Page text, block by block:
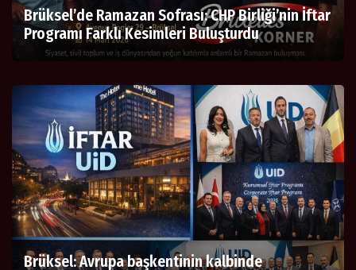
Brüksel’de Ramazan Sofrası: CHP Birliği’nin İftar
Programı Farklı Kesimleri Buluşturdu
Brüksel: Avrupa başkentinin kalbinde